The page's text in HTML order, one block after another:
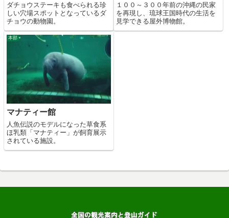
ダチョウステーキも食べられる珍
しい穴場スポットとなっているダ
チョウの動物園。
１００～３００年前の沖縄の民家
を再現し、琉球王国時代の生活を
見学できる屋外博物館。
本部
マナティー館
人魚伝説のモデルになった草食系
ほ乳類「マナティー」が飼育展示
されている施設。